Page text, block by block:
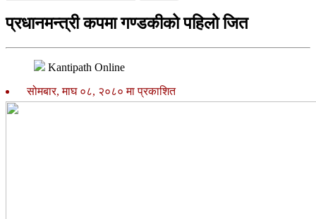
प्रधानमन्त्री कपमा गण्डकीको पहिलो जित
Kantipath Online
सोमबार, माघ ०८, २०८० मा प्रकाशित